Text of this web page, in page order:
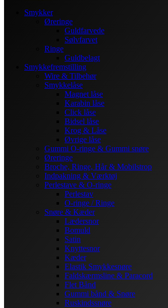
Smykker
Øreringe
Guldfarvede
Sølvfarvet
Ringe
Guldbelagt
Smykkefremstilling
Wire & Tilbehør
Smykkelåse
Magnet låse
Karabin låse
Click låse
Bidsel låse
Krog & Låse
Øvrige låse
Gummi O-ringe & Gummi snøre
Øreringe
Broche, Ringe, Hår & Mobilstrop
Indpakning & Værktøj
Perlestave & O-ringe
Perlestav
O-ringe / Ringe
Snøre & Kæder
Lædersnor
Bomuld
Satin
Knyttesnor
Kæder
Elastik Smykkesnøre
Faldskærmsline & Paracord
Flet Bånd
Gummi bånd & Snøre
Ruskindssnøre